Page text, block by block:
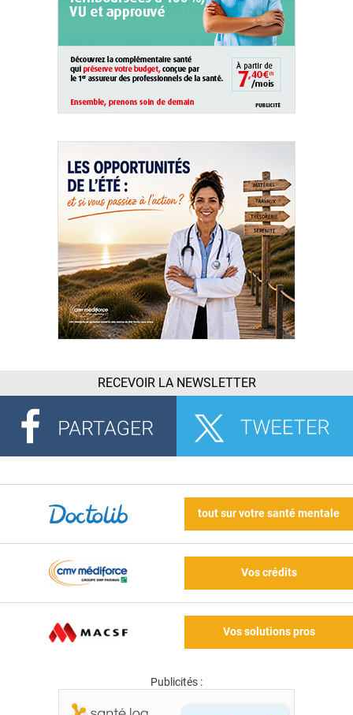
RECEVOIR LA NEWSLETTER
tout sur votre santé mentale
Vos crédits
Vos solutions pros
Publicités :